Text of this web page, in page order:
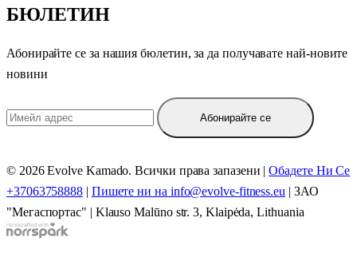
БЮЛЕТИН
Абонирайте се за нашия бюлетин, за да получавате най-новите
новини
Абонирайте се
© 2026 Evolve Kamado. Всички права запазени | Обадете Ни Се
+37063758888 | Пишете ни на info@evolve-fitness.eu | ЗАО
"Мегаспортас" | Klauso Malūno str. 3, Klaipėda, Lithuania